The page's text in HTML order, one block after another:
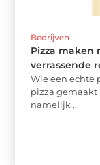
Bedrijven
Pizza maken
verrassende
Wie een echte
pizza gemaakt
namelijk ...